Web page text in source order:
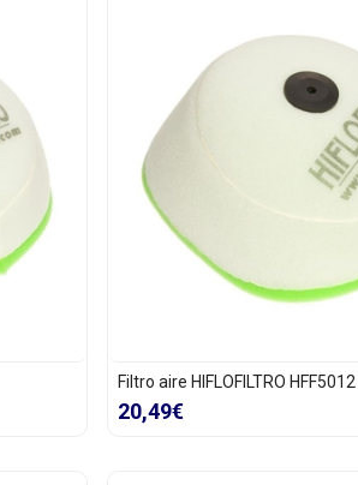
Filtro aire HIFLOFILTRO HFF5012
20,49€